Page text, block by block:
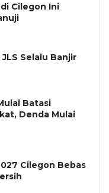
Cilegon Ini
Selalu Banjir
Batasi
Denda Mulai
Cilegon Bebas